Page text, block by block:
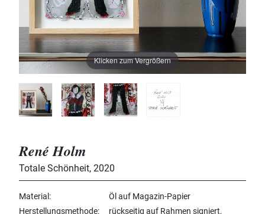
Klicken zum Vergrößern
René Holm
Totale Schönheit, 2020
Material
Öl auf Magazin-Papier
Herstellungsmethode
rückseitig auf Rahmen signiert,